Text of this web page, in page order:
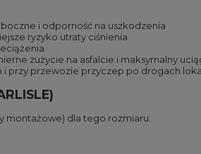
i odporność na uszkodzenia
ryzyko utraty ciśnienia
zużycie na asfalcie i maksymalny
przy przewozie przyczep po drogach
montażowe) dla tego rozmiaru: